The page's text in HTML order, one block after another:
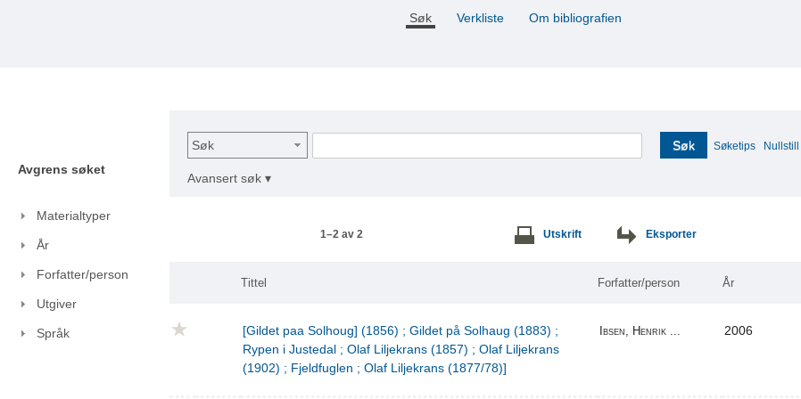
Søk Verkliste Om bibliografien
Avgrens søket
Materialtyper
År
Forfatter/person
Utgiver
Språk
Søk Søk Søketips Nullstill
Avansert søk ▾
1–2 av 2 Utskrift Eksporter
Tittel Forfatter/person År
[Gildet paa Solhoug] (1856) ; Gildet på Solhaug (1883) ;
Rypen i Justedal ; Olaf Liljekrans (1857) ; Olaf Liljekrans
(1902) ; Fjeldfuglen ; Olaf Liljekrans (1877/78)]
Ibsen, Henrik ... 2006